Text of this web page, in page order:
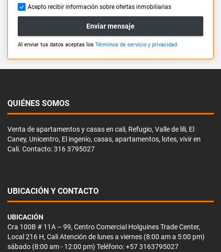
Acepto recibir información sobre ofertas inmobiliarias
Enviar mensaje
Al enviar tus datos aceptas los Términos de servicio y privacidad
QUIÉNES SOMOS
Venta de apartamentos y casas en cali, Refugio, Valle de lili, El
Caney, Unicentro, El ingenio, casas, apartamentos, lotes, vivir en
Cali. Contacto: 316 3795027
UBICACIÓN Y CONTACTO
UBICACIÓN
Cra 100B # 11A – 99, Centro Comercial Holguines Trade Center,
Local 216 H, Cali Atención de lunes a viernes (8:00 am a 5:00 pm)
sábado (8:00 am - 12:00 pm) Teléfono: +57 3163795027